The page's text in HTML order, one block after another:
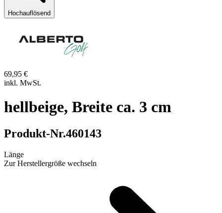
Hochauflösend
69,95 €
inkl. MwSt.
hellbeige, Breite ca. 3 cm
Produkt-Nr.460143
Länge
Zur Herstellergröße wechseln